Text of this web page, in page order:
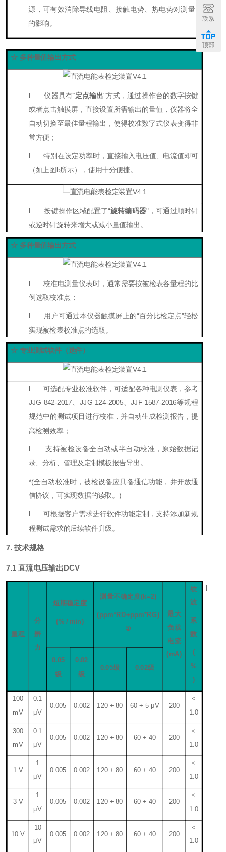
源，可有效消除导线电阻、接触电势、热电势对测量
的影响。
☆ 多种量值输出方式
l 仪器具有“定点输出"方式，通过操作台的数字按键
或者点击触摸屏，直接设置所需输出的量值，仪器将全
自动切换至最佳量程输出，使得校准数字式仪表变得非
常方便；
l
特别在设定功率时，直接输入电压值、电流值即可
（如上图b所示），使用十分便捷。
l 按键操作区域配置了“旋转编码器"，可通过顺时针
或逆时针旋转来增大或减小量值输出。
☆ 多种量值输出方式
l
校准电测量仪表时，通常需要按被检表各量程的比
例选取校准点；
l
用户可通过本仪器触摸屏上的“百分比检定点"轻松
实现被检表校准点的选取。
☆ 专业测试软件（选件）
l
可选配专业校准软件，可适配各种电测仪表，参考
JJG 842-2017、JJG 124-2005、JJF 1587-2016等规程
规范中的测试项目进行校准，并自动生成检测报告，提
高检测效率；
l 支持被检设备全自动或半自动校准 ，原始数据记
录、分析、管理及定制模板报告导出。
*(全自动校准时，被检设备应具备通信功能，并开放通
信协议，可实现数据的读取。)
l
可根据客户需求进行软件功能定制，支持添加新规
程测试需求的后续软件升级。
7. 技术规格
7.1 直流电压输出DCV
量程
分
辨
力
短期稳定度
(% / min)
测量不确定度(k=2)
(ppm*RD+ppm*RG)
①
最大
负载
电流
(mA)
纹
波
系
数
(
%
)
0.05
级
0.02
级
0.05级 0.02级
100
mV
0.1
μV
0.005 0.002 120 + 80 60 + 5 μV 200
<
1.0
300
mV
0.1
μV
0.005 0.002 120 + 80 60 + 40 200
<
1.0
1 V
1
μV
0.005 0.002 120 + 80 60 + 40 200
<
1.0
3 V
1
μV
0.005 0.002 120 + 80 60 + 40 200
<
1.0
10 V
10
μV
0.005 0.002 120 + 80 60 + 40 200
<
1.0
l
联系
顶部